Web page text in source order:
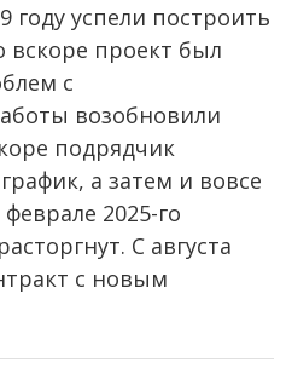
году успели построить
вскоре проект был
с
возобновили
подрядчик
а затем и вовсе
2025-го
С августа
с новым